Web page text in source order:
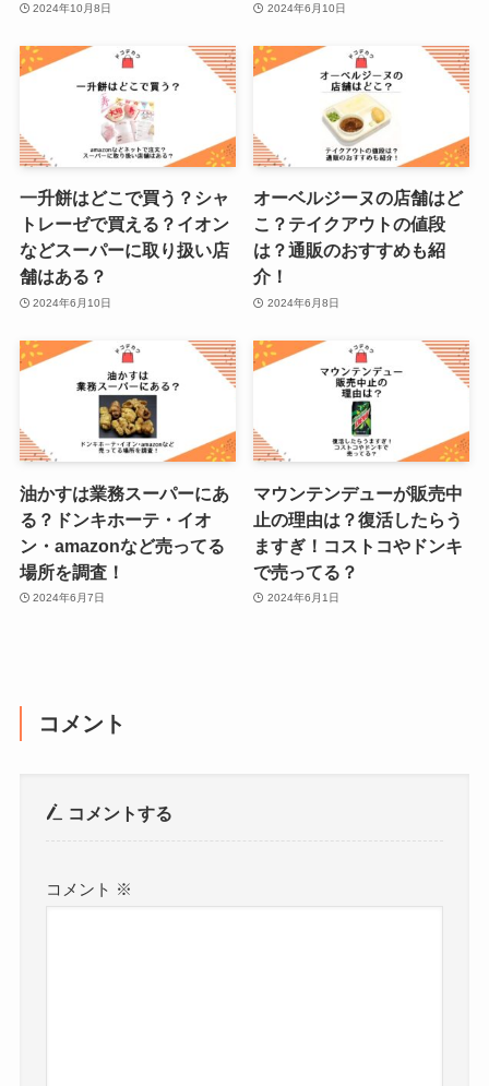
2024年10月8日 2024年6月10日
一升餅はどこで買う？シャ
トレーゼで買える？イオン
などスーパーに取り扱い店
舗はある？
2024年6月10日
オーベルジーヌの店舗はど
こ？テイクアウトの値段
は？通販のおすすめも紹
介！
2024年6月8日
油かすは業務スーパーにあ
る？ドンキホーテ・イオ
ン・amazonなど売ってる
場所を調査！
2024年6月7日
マウンテンデューが販売中
止の理由は？復活したらう
ますぎ！コストコやドンキ
で売ってる？
2024年6月1日
コメント
コメントする
コメント ※